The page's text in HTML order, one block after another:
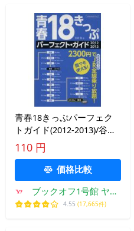
青春18きっぷパーフェク
トガイド(2012-2013)/谷崎
竜(著者)
110 円
価格比較
ブックオフ1号館 ヤフ
ーショッピング店
4.55 (17,665件)